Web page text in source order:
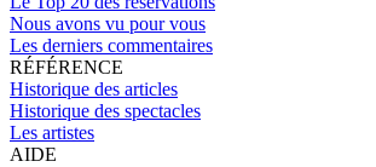
Nous avons vu pour vous
Les derniers commentaires
RÉFÉRENCE
Historique des articles
Historique des spectacles
Les artistes
AIDE